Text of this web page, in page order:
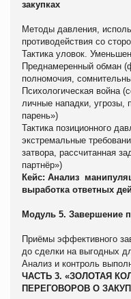
закупках
Методы давления,
противодействия со
Тактика уловок.
Преднамеренный обман
полномочия,
Психологическая война
личные нападки, угрозы,
парень»)
Тактика позиционного
экстремальные
затвора, рассчитанная
партнёр»)
Кейс: Анализ
выработка ответных
Модуль 5. Завершение
Приёмы эффективного
до сделки на выгодных
Анализ и контроль
ЧАСТЬ 3. «ЗОЛОТАЯ
ПЕРЕГОВОРОВ О